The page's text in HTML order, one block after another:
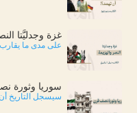
غزة وجدليَّتا
على مدى ما يقارب ٤٧١ يوماً، وقفت غزة وحيدةً...
سوريا وثورة
سيسجل التاريخ أن يوم ٨ ديسمبر ٢٠٢٤م